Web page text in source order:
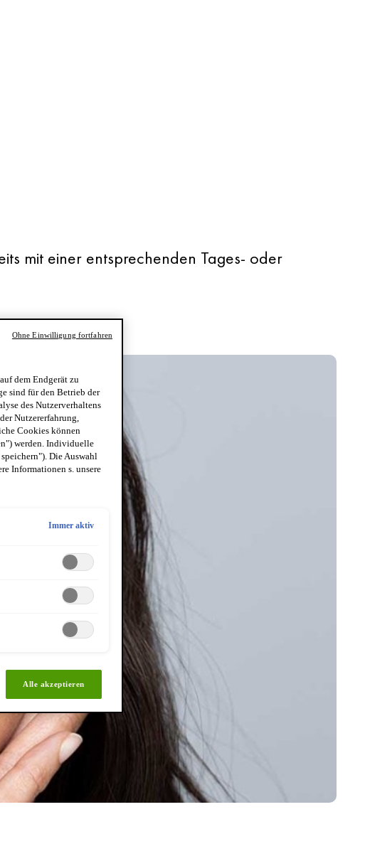
mit einer entsprechenden Tages- oder
dem Endgerät zu
sind für den Betrieb der
des Nutzerverhaltens
Nutzererfahrung,
Cookies können
werden. Individuelle
Die Auswahl
Informationen s. unsere
Immer aktiv
Alle akzeptieren
Ohne Einwilligung fortfahren